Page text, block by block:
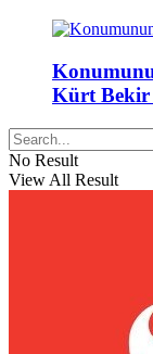
Kürt Bekir
No Result
View All Result